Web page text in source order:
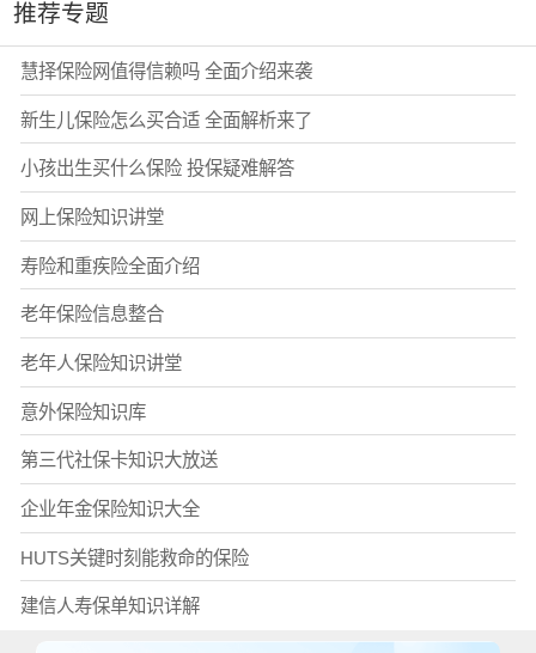
推荐专题
慧择保险网值得信赖吗 全面介绍来袭
新生儿保险怎么买合适 全面解析来了
小孩出生买什么保险 投保疑难解答
网上保险知识讲堂
寿险和重疾险全面介绍
老年保险信息整合
老年人保险知识讲堂
意外保险知识库
第三代社保卡知识大放送
企业年金保险知识大全
HUTS关键时刻能救命的保险
建信人寿保单知识详解